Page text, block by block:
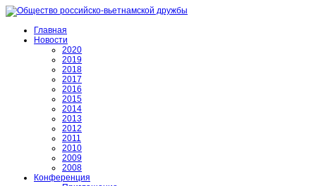
Главная
Новости
2020
2019
2018
2017
2016
2015
2014
2013
2012
2011
2010
2009
2008
Конференция